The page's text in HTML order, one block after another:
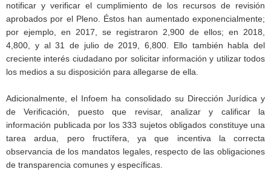
notificar y verificar el cumplimiento de los recursos de revisión
aprobados por el Pleno. Éstos han aumentado exponencialmente;
por ejemplo, en 2017, se registraron 2,900 de ellos; en 2018,
4,800, y al 31 de julio de 2019, 6,800. Ello también habla del
creciente interés ciudadano por solicitar información y utilizar todos
los medios a su disposición para allegarse de ella.
Adicionalmente, el Infoem ha consolidado su Dirección Jurídica y
de Verificación, puesto que revisar, analizar y calificar la
información publicada por los 333 sujetos obligados constituye una
tarea ardua, pero fructífera, ya que incentiva la correcta
observancia de los mandatos legales, respecto de las obligaciones
de transparencia comunes y específicas.